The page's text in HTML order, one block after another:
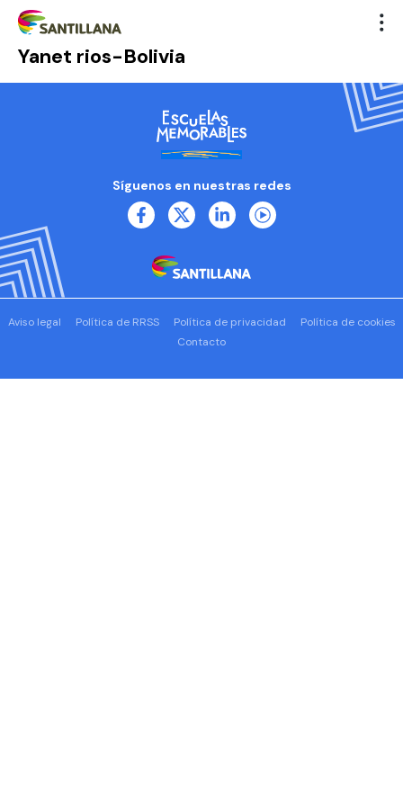
Yanet rios-Bolivia
Síguenos en nuestras redes
Aviso legal Política de RRSS Política de privacidad
Política de cookies
Contacto